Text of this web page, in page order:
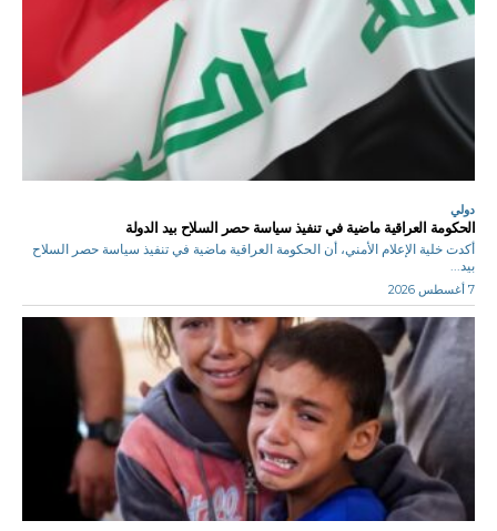
دولي
الحكومة العراقية ماضية في تنفيذ سياسة حصر السلاح بيد الدولة
أكدت خلية الإعلام الأمني، أن الحكومة العراقية ماضية في تنفيذ سياسة حصر السلاح
بيد...
7 أغسطس 2026